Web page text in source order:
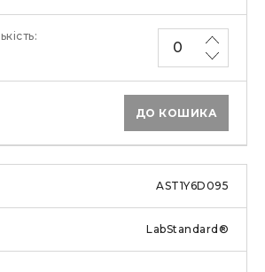
ДО КОШИКА
AST1Y6D095
LabStandard®